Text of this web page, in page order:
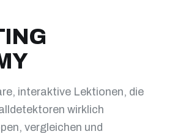
interaktive Lektionen, die
wirklich
vergleichen und